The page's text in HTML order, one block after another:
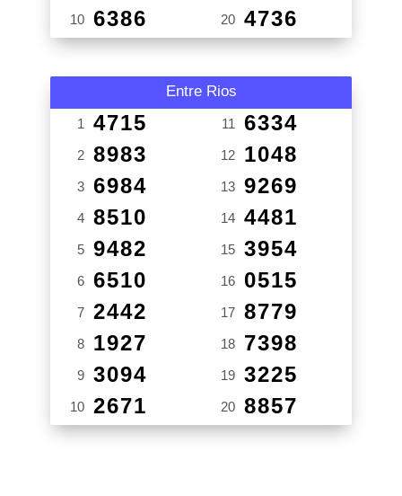
10 6386 20 4736
Entre Rios
1 4715
2 8983
3 6984
4 8510
5 9482
6 6510
7 2442
8 1927
9 3094
10 2671
11 6334
12 1048
13 9269
14 4481
15 3954
16 0515
17 8779
18 7398
19 3225
20 8857